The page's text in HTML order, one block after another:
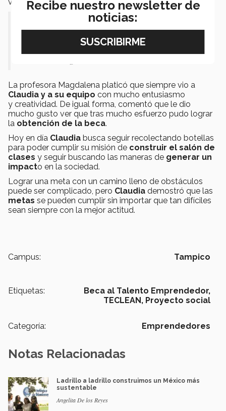
vida emprendedora.
"Yo lo veía imposible, pero miss
Magda siempre me motivó y estuvo
ahí conmigo". Comentó Daniela.
La profesora Magdalena platicó que siempre vio a
Claudia y a su equipo con mucho entusiasmo
y creatividad. De igual forma, comentó que le dio
mucho gusto ver que tras mucho esfuerzo pudo lograr
la obtención de la beca.
Hoy en día Claudia busca seguir recolectando botellas
para poder cumplir su misión de construir el salón de
clases y seguir buscando las maneras de generar un
impacto en la sociedad.
Lograr una meta con un camino lleno de obstáculos
puede ser complicado, pero Claudia demostró que las
metas se pueden cumplir sin importar que tan difíciles
sean siempre con la mejor actitud.
Campus: Tampico
Etiquetas:
Beca al Talento Emprendedor,
TECLEAN, Proyecto social
Categoría: Emprendedores
Notas Relacionadas
Ladrillo a ladrillo construimos un México más
sustentable
Angelita De los Reyes
Recibe nuestro newsletter de
noticias: